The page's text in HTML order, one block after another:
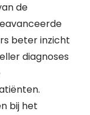
de
beter inzicht
diagnoses
bij het